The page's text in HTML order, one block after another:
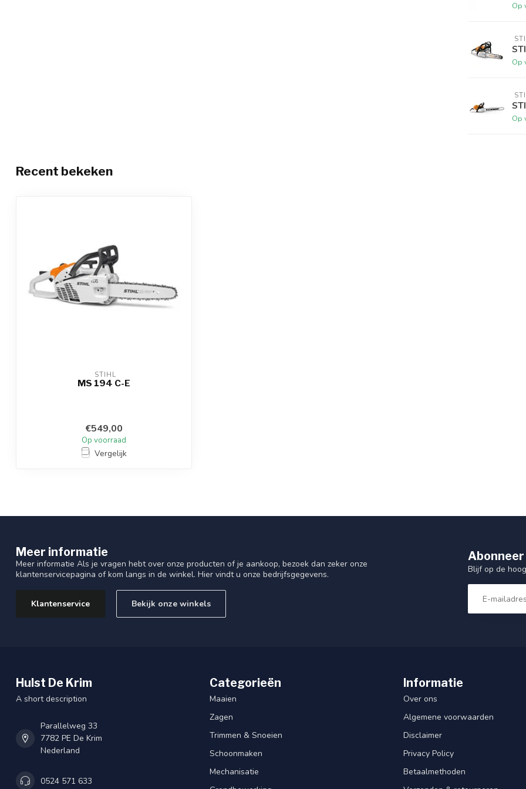
Op
Op
Op
Recent bekeken
STIHL
MS 194 C-E
€549,00
Op voorraad
Vergelijk
Meer informatie
Meer informatie Als je vragen hebt over onze producten of je aankoop, bezoek dan zeker onze
klantenservicepagina of kom langs in de winkel. Hier vindt u onze bedrijfsgegevens.
Klantenservice Bekijk onze winkels
Blijf op de
Hulst De Krim
A short description
Parallelweg 33
7782 PE De Krim
Nederland
0524 571 633
Categorieën
Maaien
Zagen
Trimmen & Snoeien
Schoonmaken
Mechanisatie
Informatie
Over ons
Algemene voorwaarden
Disclaimer
Privacy Policy
Betaalmethoden